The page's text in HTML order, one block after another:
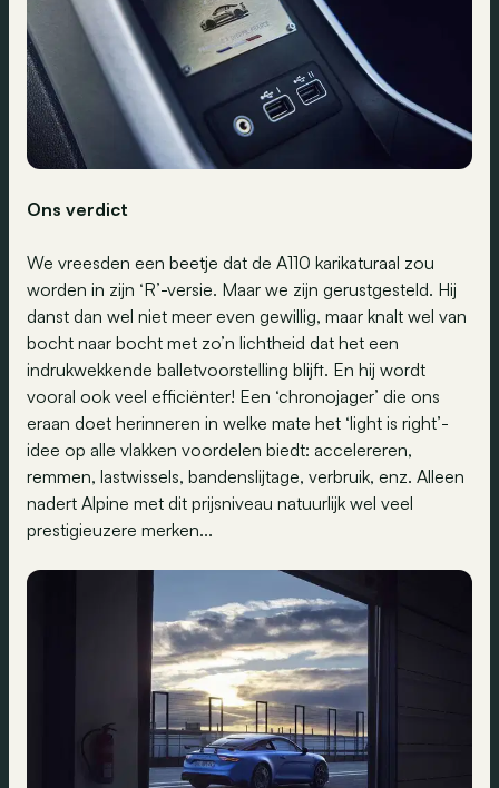
Ons verdict
We vreesden een beetje dat de A110 karikaturaal zou
worden in zijn ‘R’-versie. Maar we zijn gerustgesteld. Hij
danst dan wel niet meer even gewillig, maar knalt wel van
bocht naar bocht met zo’n lichtheid dat het een
indrukwekkende balletvoorstelling blijft. En hij wordt
vooral ook veel efficiënter! Een ‘chronojager’ die ons
eraan doet herinneren in welke mate het ‘light is right’-
idee op alle vlakken voordelen biedt: accelereren,
remmen, lastwissels, bandenslijtage, verbruik, enz. Alleen
nadert Alpine met dit prijsniveau natuurlijk wel veel
prestigieuzere merken...